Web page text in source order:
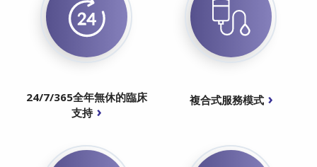
24/7/365全年無休的臨床
支持
複合式服務模式